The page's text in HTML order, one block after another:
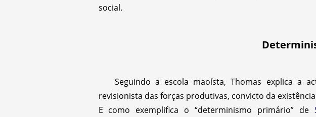
social.
Seguindo a escola maoísta, Thomas explica a
revisionista das forças produtivas, convicto da
E como exemplifica o “determinismo primário” de